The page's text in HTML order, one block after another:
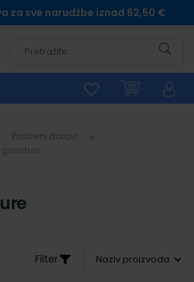
za sve narudžbe iznad 62,50 €
Poslovni darovi
Filter